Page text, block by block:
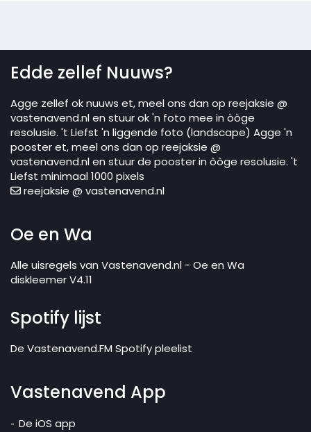
Edde zellef Nuuws?
Agge zellef ok nuuws et, meel ons dan op reejaksie @
vastenavend.nl en stuur ok 'n foto mee in òòge
resolusie. 't Liefst 'n liggende foto (landscape) Agge 'n
pooster et, meel ons dan op reejaksie @
vastenavend.nl en stuur de pooster in òòge resolusie. 't
Liefst minimaal 1000 pixels
reejaksie @ vastenavend.nl
Oe en Wa
Alle uisregels van Vastenavend.nl - Oe en Wa
diskleemer V4.11
Spotify lijst
De Vastenavend.FM Spotify pleelist
Vastenavend App
De iOS app